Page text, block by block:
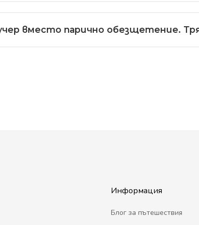
вместо парично обезщетение.
Информация
Блог за пътешествия